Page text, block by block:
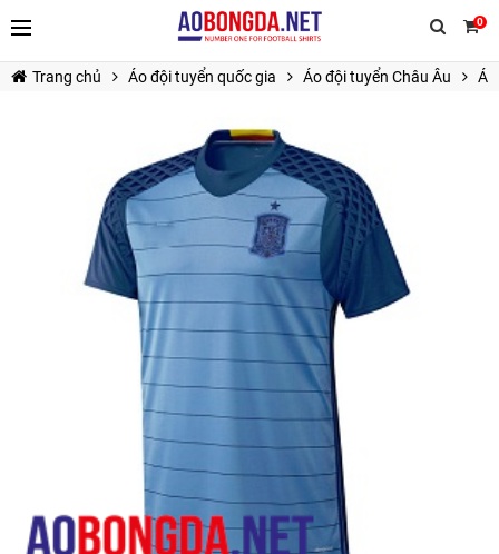
0
TIẾP TỤC MUA HÀNG
Trang chủ Áo đội tuyển quốc gia Áo đội tuyển Châu Âu